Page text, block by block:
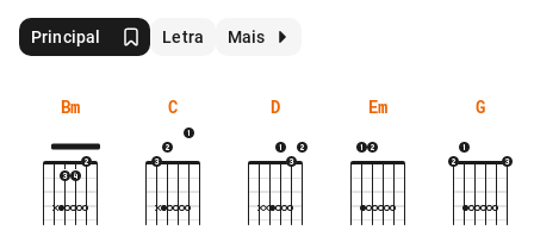
Principal Letra Mais
Bm C D Em G